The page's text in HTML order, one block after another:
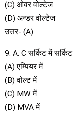
(C) ओवर वोल्टेज
(D) अन्डर वोल्टेज
उत्तर- (A)
9. A. C सर्किट में
(A) एम्पियर में
(B) वोल्ट में
(C) MW में
(D) MVA में